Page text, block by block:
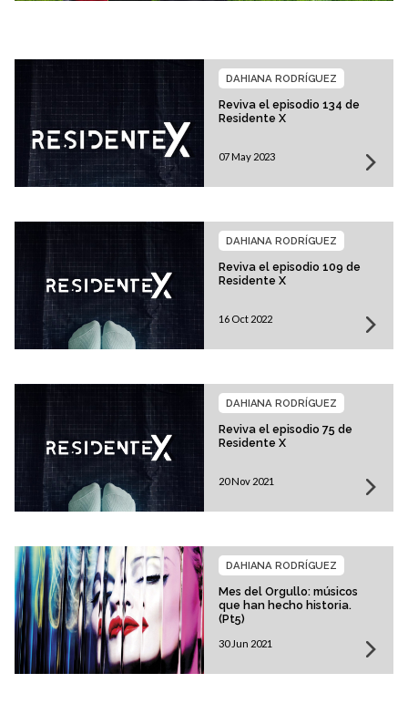
Reviva el episodio 134 de
Residente X
DAHIANA RODRÍGUEZ
07 May 2023
Reviva el episodio 109 de
Residente X
DAHIANA RODRÍGUEZ
16 Oct 2022
Reviva el episodio 75 de
Residente X
DAHIANA RODRÍGUEZ
20 Nov 2021
Mes del Orgullo: músicos
que han hecho historia.
(Pt5)
DAHIANA RODRÍGUEZ
30 Jun 2021